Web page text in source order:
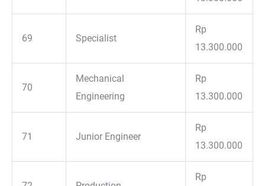
69 Specialist
Rp
13.300.000
70
Mechanical
Engineering
Rp
13.300.000
71 Junior Engineer
Rp
13.300.000
Rp